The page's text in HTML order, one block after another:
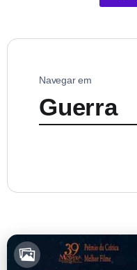
Navegar em
Guerra